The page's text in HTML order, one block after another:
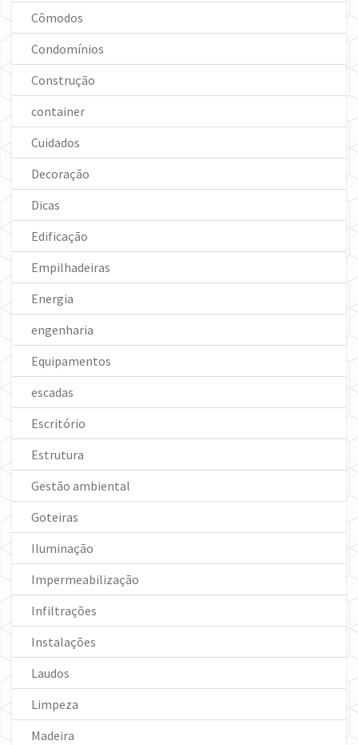
Cômodos
Condomínios
Construção
container
Cuidados
Decoração
Dicas
Edificação
Empilhadeiras
Energia
engenharia
Equipamentos
escadas
Escritório
Estrutura
Gestão ambiental
Goteiras
Iluminação
Impermeabilização
Infiltrações
Instalações
Laudos
Limpeza
Madeira